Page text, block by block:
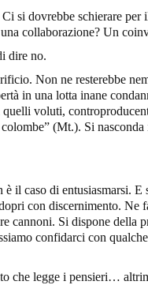
si dovrebbe schierare per
collaborazione? Un
dire no.
Non ne resterebbe
in una lotta inane
voluti,
(Mt.). Si
il caso di entusiasmarsi. E
con discernimento. Ne
cannoni. Si dispone della
confidarci con
che legge i pensieri…